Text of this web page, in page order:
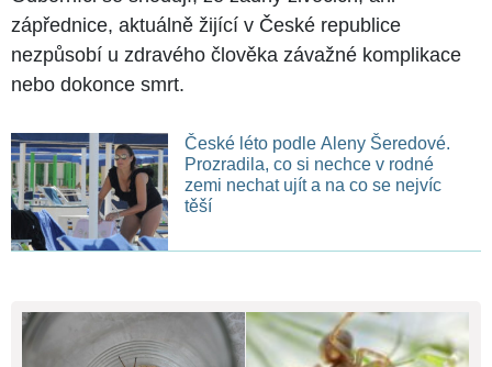
zápřednice, aktuálně žijící v České republice
nezpůsobí u zdravého člověka závažné komplikace
nebo dokonce smrt.
České léto podle Aleny Šeredové.
Prozradila, co si nechce v rodné
zemi nechat ujít a na co se nejvíc
těší